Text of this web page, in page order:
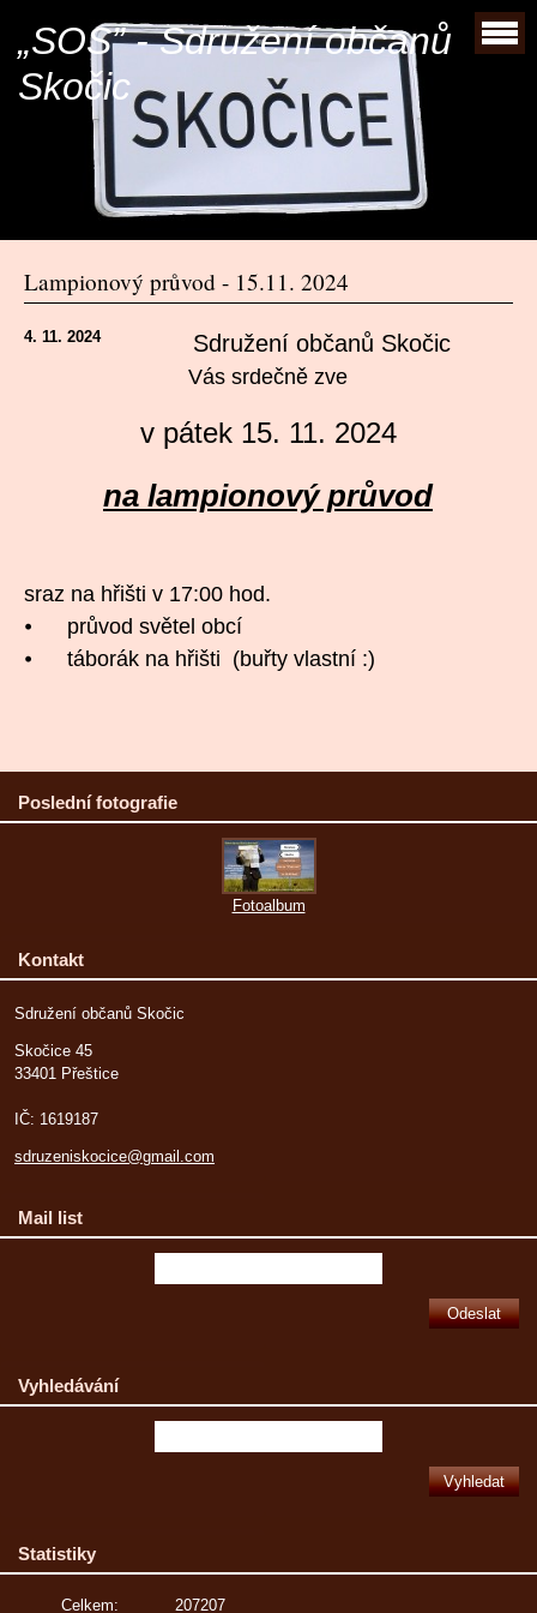
„SOS” - Sdružení občanů
Skočic
Lampionový průvod - 15.11. 2024
4. 11. 2024 Sdružení občanů Skočic
Vás srdečně zve
v pátek 15. 11. 2024
na lampionový průvod
sraz na hřišti v 17:00 hod.
⦁ průvod světel obcí
⦁ táborák na hřišti (buřty vlastní :)
Poslední fotografie
Fotoalbum
Kontakt
Sdružení občanů Skočic
Skočice 45
33401 Přeštice
IČ: 1619187
sdruzeniskocice@gmail.com
Mail list
Vyhledávání
Statistiky
Celkem: 207207